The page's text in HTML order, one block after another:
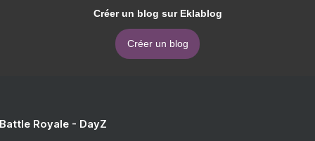
Créer un blog sur Eklablog
Créer un blog
Royale - DayZ